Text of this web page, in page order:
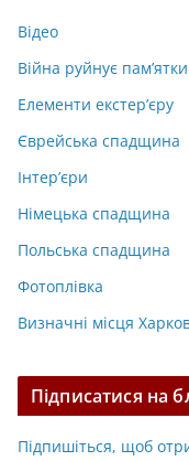
Відео
Війна руйнує пам’ятки
Елементи екстер’єру
Єврейська спадщина
Інтер’єри
Німецька спадщина
Польська спадщина
Фотоплівка
Визначні місця
Підписатися на
Підпишіться, щоб